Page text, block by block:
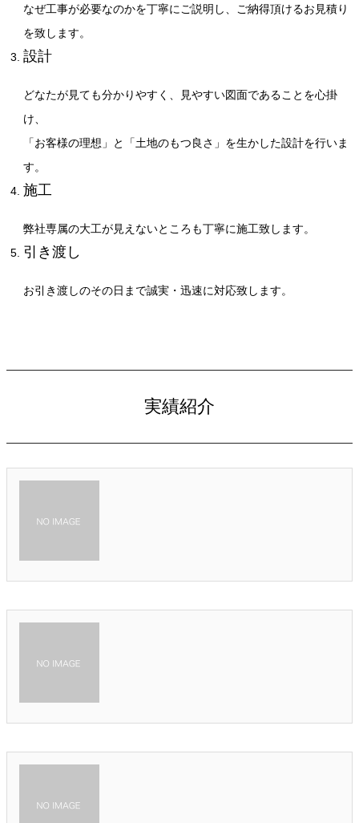
なぜ工事が必要なのかを丁寧にご説明し、ご納得頂けるお見積り
を致します。
設計
どなたが見ても分かりやすく、見やすい図面であることを心掛
け、
「お客様の理想」と「土地のもつ良さ」を生かした設計を行いま
す。
施工
弊社専属の大工が見えないところも丁寧に施工致します。
引き渡し
お引き渡しのその日まで誠実・迅速に対応致します。
実績紹介